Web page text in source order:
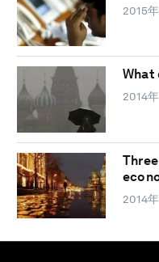
2015
What
2014
2014